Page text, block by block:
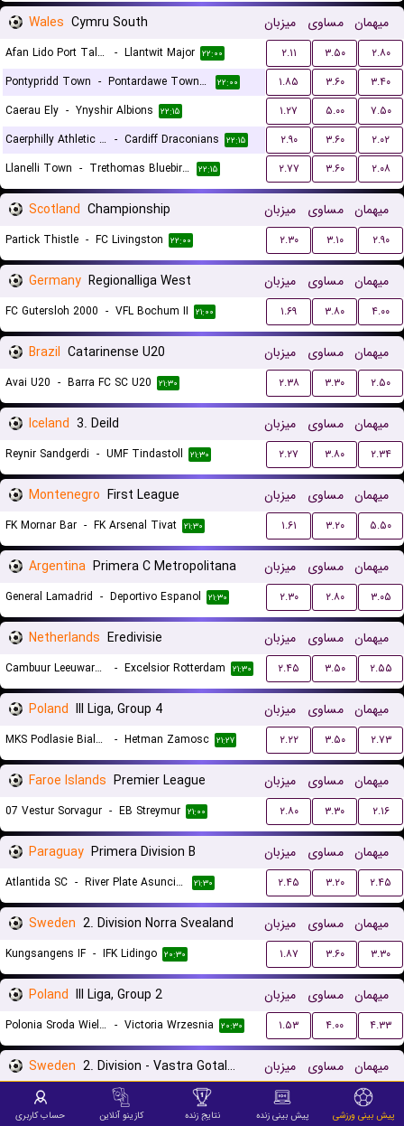
Wales Cymru South میزبان مساوی میهمان
Afan Lido Port Talbot - Llantwit Major ۲۲:۰۰ ۲.۱۱ ۳.۵۰
۲.۸۰
Pontypridd Town - Pontardawe Town A.F.C. ۲۲:۰۰ ۱.۸۵ ۳.۶۰
۳.۴۰
Caerau Ely - Ynyshir Albions ۲۲:۱۵ ۱.۲۷ ۵.۰۰
۷.۵۰
Caerphilly Athletic FC - Cardiff Draconians ۲۲:۱۵ ۲.۹۰ ۳.۶۰
۲.۰۲
Llanelli Town - Trethomas Bluebirds ۲۲:۱۵ ۲.۷۷ ۳.۶۰ ۲.۰۸
Scotland Championship میزبان مساوی میهمان
Partick Thistle - FC Livingston ۲۲:۰۰ ۲.۳۰ ۳.۱۰ ۲.۹۰
Germany Regionalliga West میزبان مساوی میهمان
FC Gutersloh 2000 - VFL Bochum II ۲۱:۰۰ ۱.۶۹ ۳.۸۰ ۴.۰۰
Brazil Catarinense U20 میزبان مساوی میهمان
Avai U20 - Barra FC SC U20 ۲۱:۳۰ ۲.۳۸ ۳.۳۰ ۲.۵۰
Iceland 3. Deild میزبان مساوی میهمان
Reynir Sandgerdi - UMF Tindastoll ۲۱:۳۰ ۲.۲۷ ۳.۸۰ ۲.۳۴
Montenegro First League میزبان مساوی میهمان
FK Mornar Bar - FK Arsenal Tivat ۲۱:۳۰ ۱.۶۱ ۳.۲۰ ۵.۵۰
Argentina Primera C Metropolitana میزبان مساوی میهمان
General Lamadrid - Deportivo Espanol ۲۱:۳۰ ۲.۳۰ ۲.۸۰ ۳.۰۵
Netherlands Eredivisie میزبان مساوی میهمان
Cambuur Leeuwarden - Excelsior Rotterdam ۲۱:۳۰ ۲.۴۵ ۳.۵۰ ۲.۵۵
Poland III Liga, Group 4 میزبان مساوی میهمان
MKS Podlasie Biala Podlaska - Hetman Zamosc ۲۱:۲۷ ۲.۲۲ ۳.۵۰ ۲.۷۳
Faroe Islands Premier League میزبان مساوی میهمان
07 Vestur Sorvagur - EB Streymur ۲۱:۰۰ ۲.۸۰ ۳.۳۰ ۲.۱۶
Paraguay Primera Division B میزبان مساوی میهمان
Atlantida SC - River Plate Asuncion ۲۱:۳۰ ۲.۴۵ ۳.۲۰ ۲.۴۵
Sweden 2. Division Norra Svealand میزبان مساوی میهمان
Kungsangens IF - IFK Lidingo ۲۰:۳۰ ۱.۸۷ ۳.۶۰ ۳.۳۰
Poland III Liga, Group 2 میزبان مساوی میهمان
Polonia Sroda Wielkopolska - Victoria Wrzesnia ۲۰:۳۰ ۱.۵۳ ۴.۰۰ ۴.۳۳
Sweden 2. Division - Vastra Gotaland میزبان مساوی میهمان
Galtabacks BK Qviding FIF ۲.۵۵
۲.۱۶
پیش بینی ورزشی پیش بینی زنده نتایج زنده کازینو آنلاین حساب کاربری